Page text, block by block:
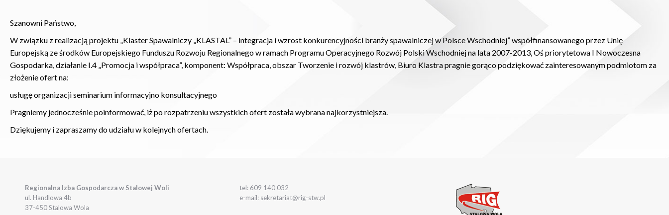
Szanowni Państwo,
W związku z realizacją projektu „Klaster Spawalniczy „KLASTAL” – integracja i wzrost konkurencyjności branży spawalniczej w Polsce Wschodniej” współfinansowanego przez Unię
Europejską ze środków Europejskiego Funduszu Rozwoju Regionalnego w ramach Programu Operacyjnego Rozwój Polski Wschodniej na lata 2007-2013, Oś priorytetowa I Nowoczesna
Gospodarka, działanie I.4 „Promocja i współpraca”, komponent: Współpraca, obszar Tworzenie i rozwój klastrów, Biuro Klastra pragnie gorąco podziękować zainteresowanym podmiotom za
złożenie ofert na:
usługę organizacji seminarium informacyjno konsultacyjnego
Pragniemy jednocześnie poinformować, iż po rozpatrzeniu wszystkich ofert została wybrana najkorzystniejsza.
Dziękujemy i zapraszamy do udziału w kolejnych ofertach.
Regionalna Izba Gospodarcza w Stalowej Woli
ul. Handlowa 4b
37-450 Stalowa Wola
tel: 609 140 032
e-mail: sekretariat@rig-stw.pl